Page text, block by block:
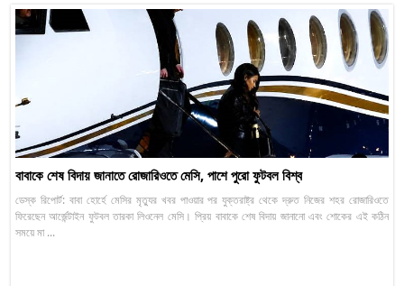
বাবাকে শেষ বিদায় জানাতে রোজারিওতে মেসি, পাশে পুরো ফুটবল বিশ্ব
ডেস্ক রিপোর্ট: বাবা হোর্হে মেসির মৃত্যুর খবর পাওয়ার পর যুক্তরাষ্ট্র থেকে দ্রুত নিজের শহর রোজারিওতে
ফিরেছেন আর্জেন্টাইন ফুটবল তারকা লিওনেল মেসি। প্রিয় বাবাকে শেষ বিদায় জানানো এবং শোকের এই কঠিন
সময়ে মা ...